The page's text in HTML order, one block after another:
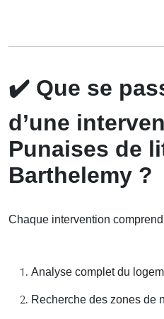
✔️ Que se
d’une
Punaises de
Barthelemy ?
Chaque intervention comprend
Analyse complet du
Recherche des zones de